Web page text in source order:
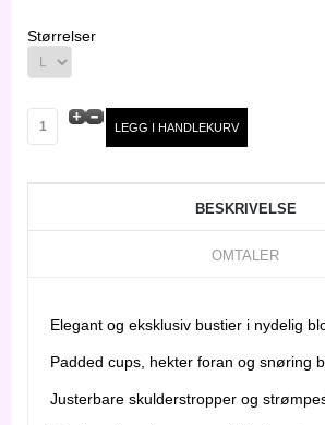
Størrelser
BESKRIVELSE
OMTALER
Elegant og eksklusiv bustier i nydelig
Padded cups, hekter foran og snøring
Justerbare skulderstropper og